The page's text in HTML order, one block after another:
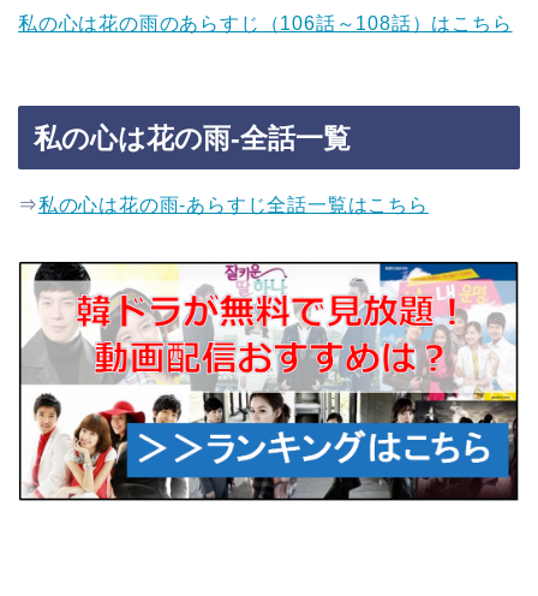
私の心は花の雨のあらすじ（106話～108話）はこちら
私の心は花の雨-全話一覧
⇒私の心は花の雨-あらすじ全話一覧はこちら